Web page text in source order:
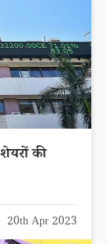
की
20th Apr 2023